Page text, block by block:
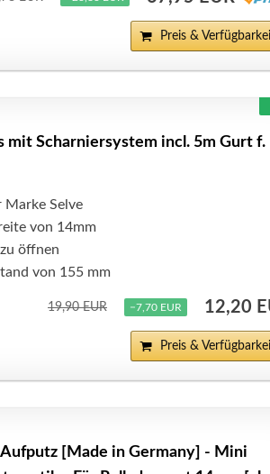
Preis &
Scharniersystem incl. 5m Gurt f.
Selve
von 14mm
öffnen
von 155 mm
19,90 EUR −7,70 EUR 12,20
Preis &
[Made in Germany] - Mini